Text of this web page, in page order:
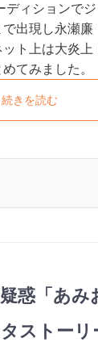
ディションで
出現し永瀬廉
ト上は大炎上
てみました。
続きを読む
惑「あみ
ストーリ